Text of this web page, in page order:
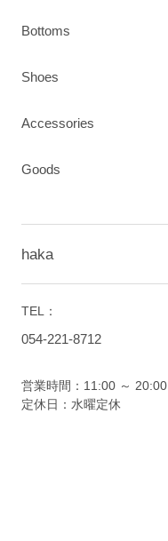
Bottoms
Shoes
Accessories
Goods
haka
TEL：
054-221-8712
営業時間：11:00 ～ 20:00
定休日：水曜定休